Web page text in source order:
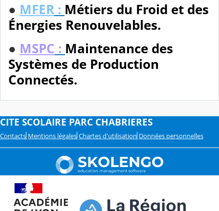
● MFER : Métiers du Froid et des
Énergies Renouvelables.
● MSPC : Maintenance des
Systèmes de Production
Connectés.
CITE SCOLAIRE PARC CHABRIERES
Contacts Mentions légales Chartes d'utilisation Données personnelles